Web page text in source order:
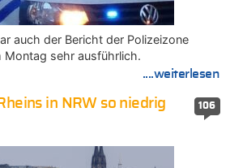
auch der Bericht der Polizeizone
Montag sehr ausführlich.
....weiterlesen
106
in NRW so niedrig